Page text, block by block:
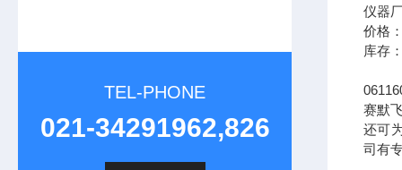
TEL-PHONE
021-34291962,826
仪器
价格
库存
赛默
还可
司有